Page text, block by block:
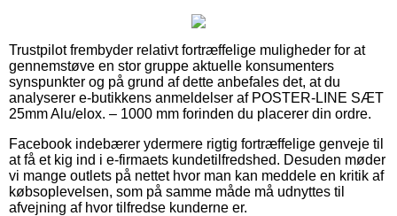
Trustpilot frembyder relativt fortræffelige muligheder for at
gennemstøve en stor gruppe aktuelle konsumenters
synspunkter og på grund af dette anbefales det, at du
analyserer e-butikkens anmeldelser af POSTER-LINE SÆT
25mm Alu/elox. – 1000 mm forinden du placerer din ordre.
Facebook indebærer ydermere rigtig fortræffelige genveje til
at få et kig ind i e-firmaets kundetilfredshed. Desuden møder
vi mange outlets på nettet hvor man kan meddele en kritik af
købsoplevelsen, som på samme måde må udnyttes til
afvejning af hvor tilfredse kunderne er.